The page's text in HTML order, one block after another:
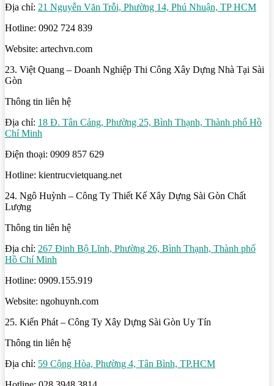
Địa chỉ: 21 Nguyễn Văn Trỗi, Phường 14, Phú Nhuận, TP HCM
Hotline: 0902 724 839
Website: artechvn.com
23. Việt Quang – Doanh Nghiệp Thi Công Xây Dựng Nhà Tại Sài
Gòn
Thông tin liên hệ
Địa chỉ: 18 Đ. Tân Cảng, Phường 25, Bình Thạnh, Thành phố Hồ
Chí Minh
Điện thoại: 0909 857 629
Hotline: kientrucvietquang.net
24. Ngô Huỳnh – Công Ty Thiết Kế Xây Dựng Sài Gòn Chất
Lượng
Thông tin liên hệ
Địa chỉ: 267 Đinh Bộ Lĩnh, Phường 26, Bình Thạnh, Thành phố
Hồ Chí Minh
Hotline: 0909.155.919
Website: ngohuynh.com
25. Kiến Phát – Công Ty Xây Dựng Sài Gòn Uy Tín
Thông tin liên hệ
Địa chỉ: 59 Cộng Hòa, Phường 4, Tân Bình, TP.HCM